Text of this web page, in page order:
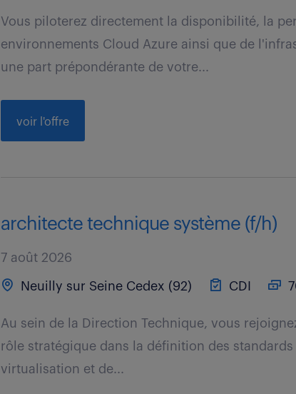
Vous piloterez directement la disponibilité, la
environnements Cloud Azure ainsi que de
une part prépondérante de votre...
voir l'offre
architecte technique système (f/h)
7 août 2026
Neuilly sur Seine Cedex (92) CDI
Au sein de la Direction Technique, vous
rôle stratégique dans la définition des
virtualisation et de...